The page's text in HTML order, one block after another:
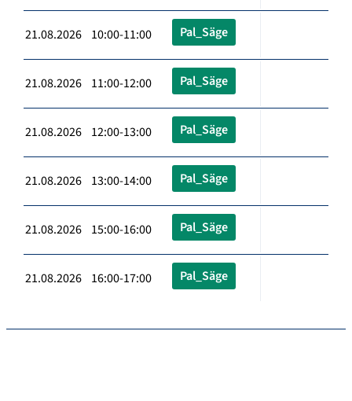
21.08.2026 10:00-11:00 Pal_Säge
21.08.2026 11:00-12:00 Pal_Säge
21.08.2026 12:00-13:00 Pal_Säge
21.08.2026 13:00-14:00 Pal_Säge
21.08.2026 15:00-16:00 Pal_Säge
21.08.2026 16:00-17:00 Pal_Säge